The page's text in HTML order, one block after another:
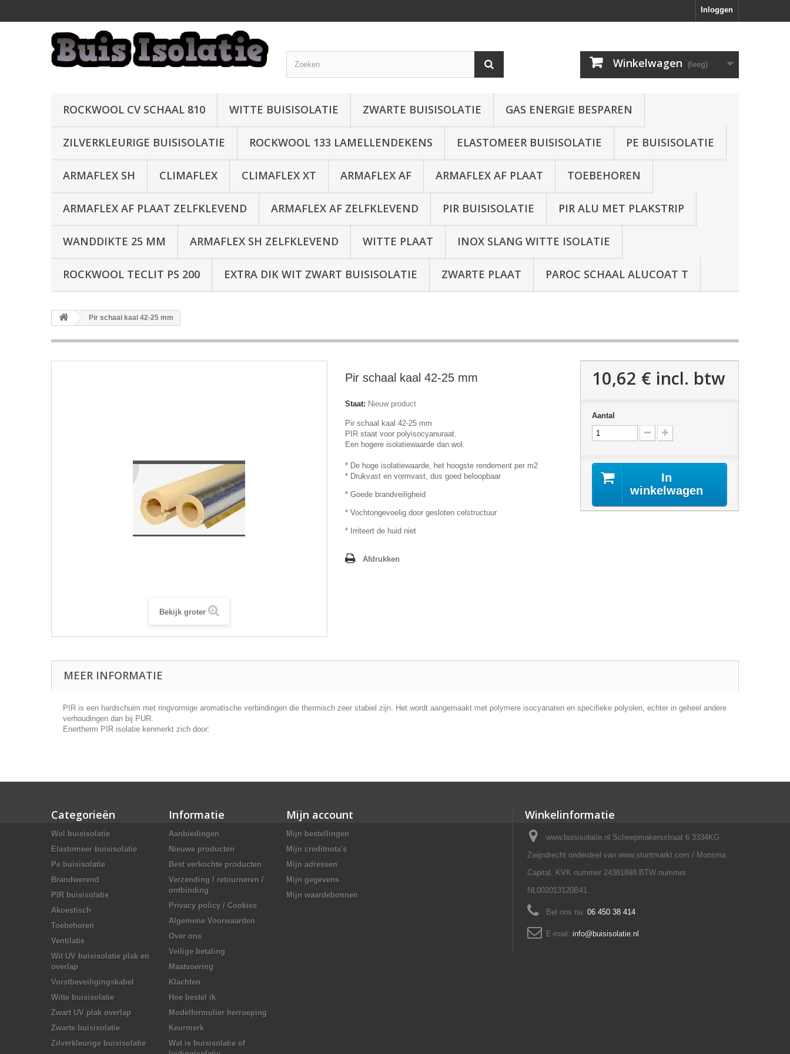
Inloggen
Winkelwagen (leeg)
ROCKWOOL CV SCHAAL 810 WITTE BUISISOLATIE ZWARTE BUISISOLATIE GAS ENERGIE BESPAREN
ZILVERKLEURIGE BUISISOLATIE ROCKWOOL 133 LAMELLENDEKENS ELASTOMEER BUISISOLATIE PE BUISISOLATIE
ARMAFLEX SH CLIMAFLEX CLIMAFLEX XT ARMAFLEX AF ARMAFLEX AF PLAAT TOEBEHOREN
ARMAFLEX AF PLAAT ZELFKLEVEND ARMAFLEX AF ZELFKLEVEND PIR BUISISOLATIE PIR ALU MET PLAKSTRIP
WANDDIKTE 25 MM ARMAFLEX SH ZELFKLEVEND WITTE PLAAT INOX SLANG WITTE ISOLATIE
ROCKWOOL TECLIT PS 200 EXTRA DIK WIT ZWART BUISISOLATIE ZWARTE PLAAT PAROC SCHAAL ALUCOAT T
Pir schaal kaal 42-25 mm
Bekijk groter
Pir schaal kaal 42-25 mm
Staat: Nieuw product
Pir schaal kaal 42-25 mm
PIR staat voor polyisocyanuraat.
Een hogere isolatiewaarde dan wol.
* De hoge isolatiewaarde, het hoogste rendement per m2
* Drukvast en vormvast, dus goed beloopbaar
* Goede brandveiligheid
* Vochtongevoelig door gesloten celstructuur
* Irriteert de huid niet
Afdrukken
10,62 € incl. btw
Aantal
In
winkelwagen
MEER INFORMATIE
PIR is een hardschuim met ringvormige aromatische verbindingen die thermisch zeer stabiel zijn. Het wordt aangemaakt met polymere isocyanaten en specifieke polyolen, echter in geheel andere
verhoudingen dan bij PUR.
Enertherm PIR isolatie kenmerkt zich door:
Categorieën
Wol buisisolatie
Elastomeer buisisolatie
Pe buisisolatie
Brandwerend
PIR buisisolatie
Akoestisch
Toebehoren
Ventilatie
Wit UV buisisolatie plak en
overlap
Vorstbeveiligingskabel
Witte buisisolatie
Zwart UV plak overlap
Zwarte buisisolatie
Zilverkleurige buisisolatie
Informatie
Aanbiedingen
Nieuwe producten
Best verkochte producten
Verzending / retourneren /
ontbinding
Privacy policy / Cookies
Algemene Voorwaarden
Over ons
Veilige betaling
Maatvoering
Klachten
Hoe bestel ik
Modelformulier herroeping
Keurmerk
Wat is buisisolatie of
Mijn account
Mijn bestellingen
Mijn creditnota's
Mijn adressen
Mijn gegevens
Mijn waardebonnen
Winkelinformatie
www.buisisolatie.nl Scheepmakersstraat 6 3334KG
Zwijndrecht onderdeel van www.stuntmarkt.com / Monsma
Capital, KVK nummer 24381898 BTW nummer
NL002013120B41.
Bel ons nu: 06 450 38 414
E-mail: info@buisisolatie.nl